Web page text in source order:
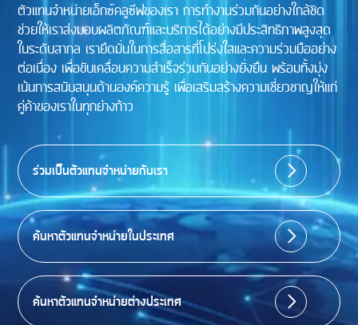
ตัวแทนจำหน่ายเอ็กซ์คลูซีฟของเรา การทำงานร่วมกันอย่างใกล้ชิด
ช่วยให้เราส่งมอบผลิตภัณฑ์และบริการได้อย่างมีประสิทธิภาพสูงสุด
ในระดับสากล เรายึดมั่นในการสื่อสารที่โปร่งใสและความร่วมมืออย่าง
ต่อเนื่อง เพื่อขับเคลื่อนความสำเร็จร่วมกันอย่างยั่งยืน พร้อมทั้งมุ่ง
เน้นการสนับสนุนด้านองค์ความรู้ เพื่อเสริมสร้างความเชี่ยวชาญให้แก่
คู่ค้าของเราในทุกย่างก้าว
ร่วมเป็นตัวแทนจำหน่ายกับเรา
ค้นหาตัวแทนจำหน่ายในประเทศ
ค้นหาตัวแทนจำหน่ายต่างประเทศ